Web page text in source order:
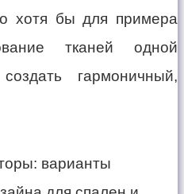
хотя бы для примера
тканей одной
гармоничный,